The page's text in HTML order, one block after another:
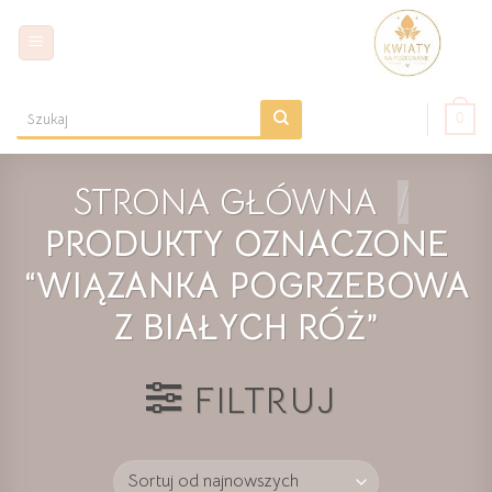
content
Szukaj:
0
STRONA GŁÓWNA /
PRODUKTY OZNACZONE
“WIĄZANKA POGRZEBOWA
Z BIAŁYCH RÓŻ”
FILTRUJ